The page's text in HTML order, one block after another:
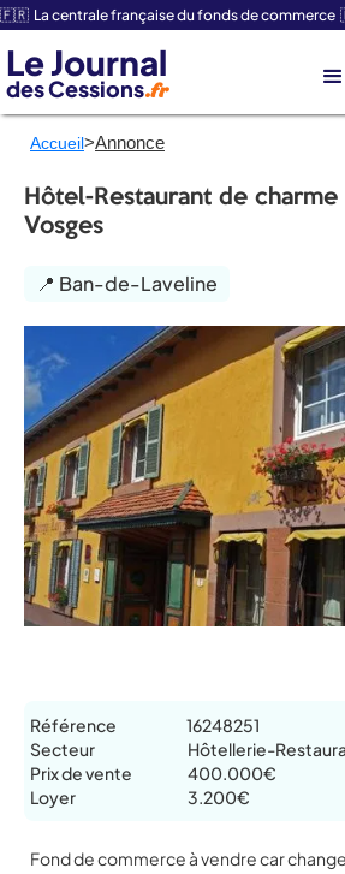
🇫🇷 La centrale française du fonds de
Le Journal
des Cessions.fr
Accueil>Annonce
Hôtel-Restaurant de charme
Vosges
📍 Ban-de-Laveline
Référence
Secteur
Prix de vente
Loyer
16248251
Hôtellerie-
400.000€
3.200€
Fond de commerce à vendre car